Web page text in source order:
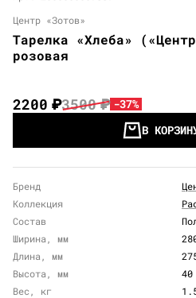
Центр «Зотов»
Тарелка «Хлеба»
розовая
2200₽3500₽ -37%
В
Бренд
Коллекция
Состав
Ширина, мм
Длина, мм
Высота, мм
40
Вес, кг